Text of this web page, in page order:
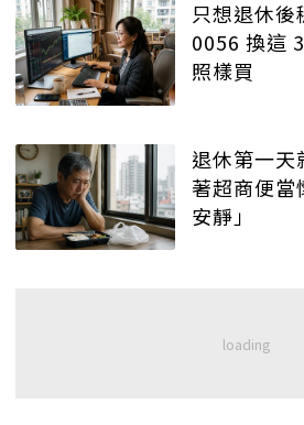
只想退休
0056 換這
照樣買
退休第一
著超商便當
安靜」